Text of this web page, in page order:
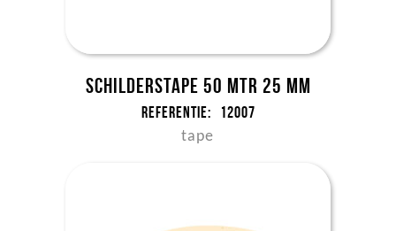
Schilderstape 50 mtr 25 mm
Referentie: 12007
tape